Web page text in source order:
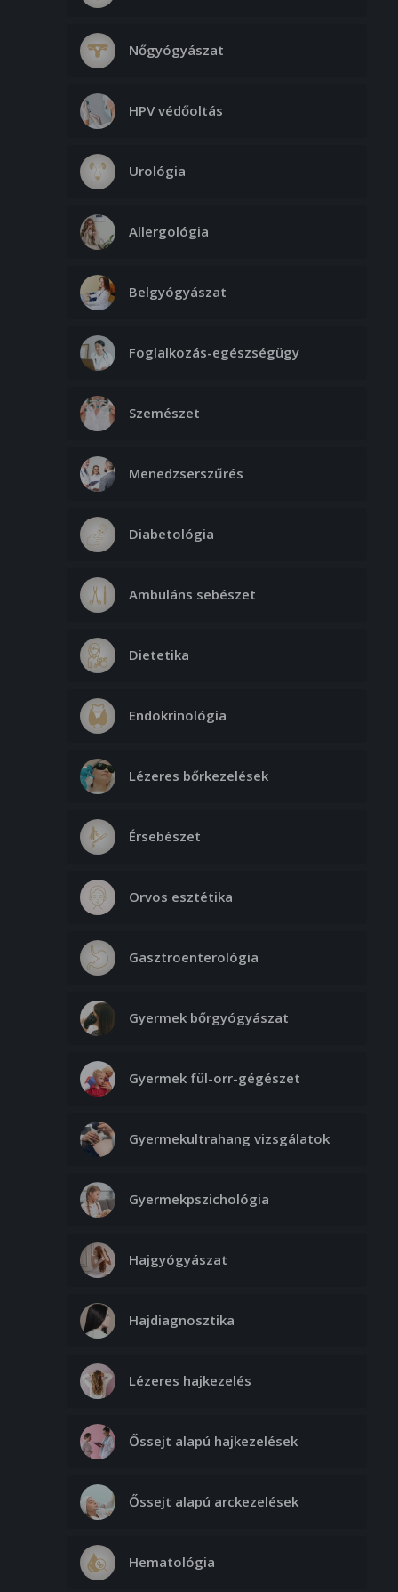
Nőgyógyászat
HPV védőoltás
Urológia
Allergológia
Belgyógyászat
Foglalkozás-egészségügy
Szemészet
Menedzserszűrés
Diabetológia
Ambuláns sebészet
Dietetika
Endokrinológia
Lézeres bőrkezelések
Érsebészet
Orvos esztétika
Gasztroenterológia
Gyermek bőrgyógyászat
Gyermek fül-orr-gégészet
Gyermekultrahang vizsgálatok
Gyermekpszichológia
Hajgyógyászat
Hajdiagnosztika
Lézeres hajkezelés
Őssejt alapú hajkezelések
Őssejt alapú arckezelések
Hematológia